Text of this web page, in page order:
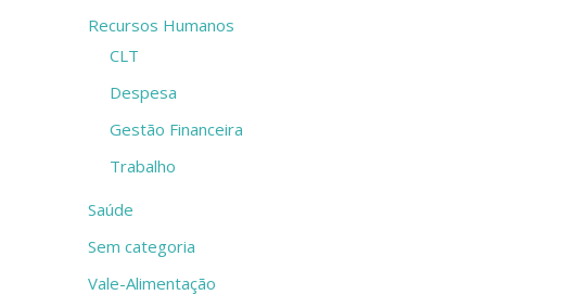
Recursos Humanos
CLT
Despesa
Gestão Financeira
Trabalho
Saúde
Sem categoria
Vale-Alimentação